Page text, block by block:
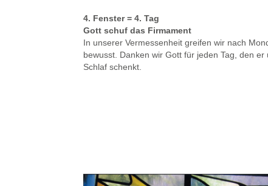
4. Fenster = 4. Tag
Gott schuf das Firmament
In unserer Vermessenheit greifen wir nach
bewusst. Danken wir Gott für jeden Tag, den
Schlaf schenkt.